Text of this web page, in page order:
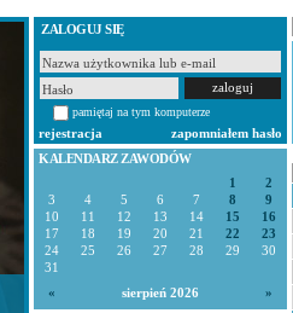
ZALOGUJ SIĘ
pamiętaj na tym komputerze
rejestracja
zapomniałem hasło
KALENDARZ ZAWODÓW
1
2
3
4 5 6 7 8
9
10
11 12 13 14 15
16
17
18 19 20 21 22
23
24
25 26 27 28 29
30
31
«
sierpień 2026 »